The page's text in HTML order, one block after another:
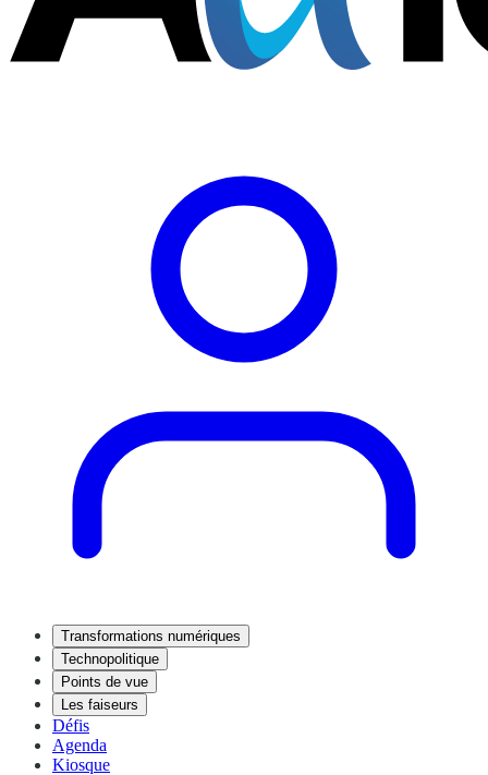
Transformations numériques
Technopolitique
Points de vue
Les faiseurs
Défis
Agenda
Kiosque